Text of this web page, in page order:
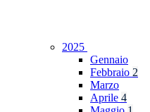
2025
Gennaio
Febbraio 2
Marzo
Aprile 4